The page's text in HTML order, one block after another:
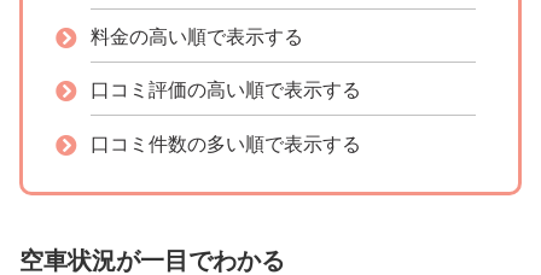
料金の高い順で表示する
口コミ評価の高い順で表示する
口コミ件数の多い順で表示する
空車状況が一目でわかる